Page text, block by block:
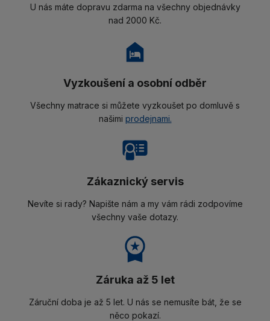
U nás máte dopravu zdarma na všechny objednávky
nad 2000 Kč.
Vyzkoušení a osobní odběr
Všechny matrace si můžete vyzkoušet po domluvě s
našimi prodejnami.
Zákaznický servis
Nevíte si rady? Napište nám a my vám rádi zodpovíme
všechny vaše dotazy.
Záruka až 5 let
Záruční doba je až 5 let. U nás se nemusíte bát, že se
něco pokazí.